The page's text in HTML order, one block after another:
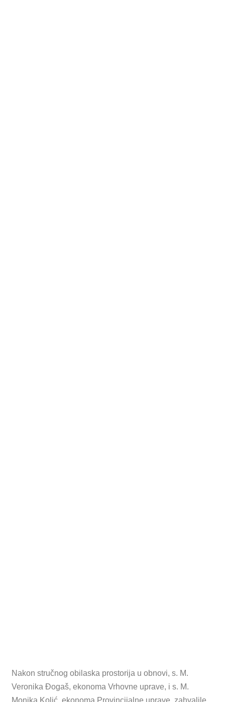
Nakon stručnog obilaska prostorija u obnovi, s. M.
Veronika Đogaš, ekonoma Vrhovne uprave, i s. M.
Monika Kolić, ekonoma Provincijalne uprave, zahvalile